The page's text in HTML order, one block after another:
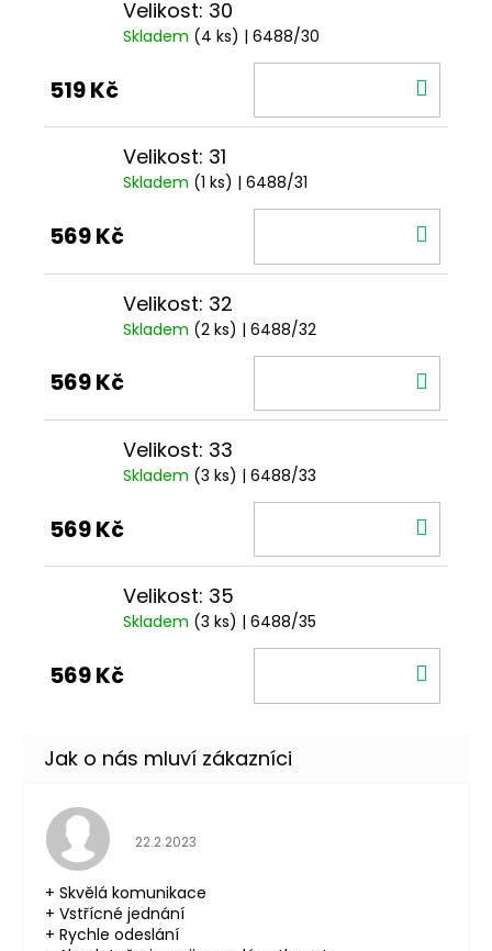
Velikost: 30
Skladem (4 ks) | 6488/30
519 Kč
Velikost: 31
Skladem (1 ks) | 6488/31
569 Kč
Velikost: 32
Skladem (2 ks) | 6488/32
569 Kč
Velikost: 33
Skladem (3 ks) | 6488/33
569 Kč
Velikost: 35
Skladem (3 ks) | 6488/35
569 Kč
Hodnocení obchodu je 5 z 5 hvězdiček.
22.2.2023
+ Skvělá komunikace
+ Vstřícné jednání
+ Rychle odeslání